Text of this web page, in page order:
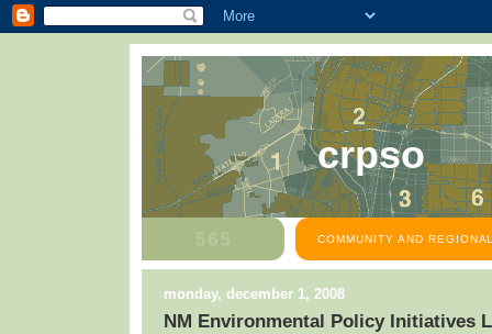
crpso
COMMUNITY AND
monday, december 1, 2008
NM Environmental Policy Initiatives